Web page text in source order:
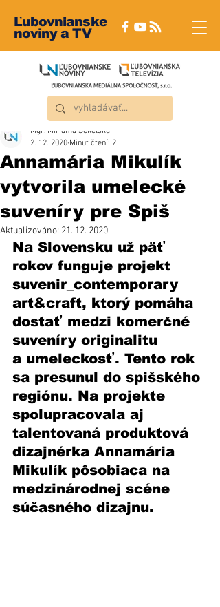
Ľubovnianske
noviny a TV
Annamária Mikulík
vytvorila umelecké
suveníry pre Spiš
Mgr. Miriama Sekelská
2. 12. 2020 Minut čtení: 2
Aktualizováno: 21. 12. 2020
Na Slovensku už päť
rokov funguje projekt
suvenir_contemporary
art&craft, ktorý pomáha
dostať medzi komerčné
suveníry originalitu
a umeleckosť. Tento rok
sa presunul do spišského
regiónu. Na projekte
spolupracovala aj
talentovaná produktová
dizajnérka Annamária
Mikulík pôsobiaca na
medzinárodnej scéne
súčasného dizajnu.